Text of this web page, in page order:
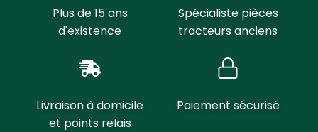
Plus de 15 ans
d'existence
Spécialiste pièces
tracteurs anciens
Livraison à domicile
et points relais
Paiement sécurisé